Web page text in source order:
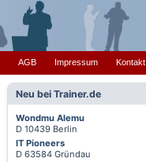
AGB Impressum Kontakt
Neu bei Trainer.de
Wondmu Alemu
D 10439 Berlin
IT Pioneers
D 63584 Gründau